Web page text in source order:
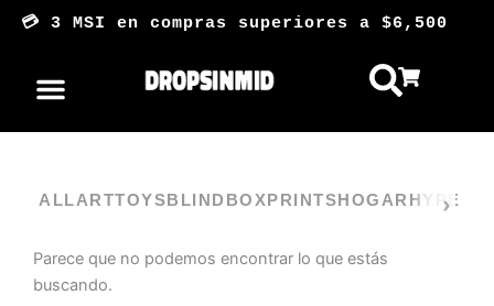
💳 3 MSI en compras superiores a
ALLARTTOYSBLINDBOXPRINTSHOGAR HYPE
Parece que no podemos encontrar lo que estás
buscando.